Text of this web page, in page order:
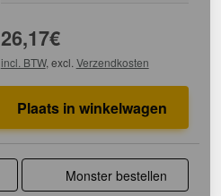
26,17€
incl. BTW, excl. Verzendkosten
Plaats in winkelwagen
Monster bestellen